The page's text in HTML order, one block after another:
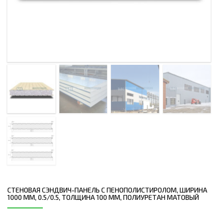
СТЕНОВАЯ СЭНДВИЧ-ПАНЕЛЬ С ПЕНОПОЛИСТИРОЛОМ, ШИРИНА
1000 ММ, 0.5/0.5, ТОЛЩИНА 100 ММ, ПОЛИУРЕТАН МАТОВЫЙ